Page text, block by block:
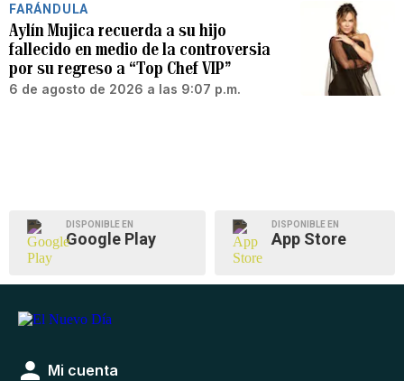
FARÁNDULA
Aylín Mujica recuerda a su hijo
fallecido en medio de la controversia
por su regreso a “Top Chef VIP”
6 de agosto de 2026 a las 9:07 p.m.
DISPONIBLE EN
Google Play
DISPONIBLE EN
App Store
Mi cuenta